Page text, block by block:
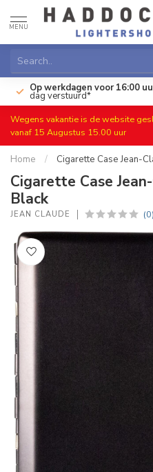
MENU
Op werkdagen voor 16:00
dag verstuurd*
Wegens vakantie is de website
vanaf 15 Augustus 15.00 uur
Home / Cigarette Case Jean-
Cigarette Case
Black
JEAN CLAUDE (0)